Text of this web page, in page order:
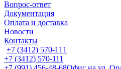
Вопрос-ответ
Документация
Оплата и доставка
Новости
Контакты
+7 (3412) 570-111
+7 (3412) 570-111